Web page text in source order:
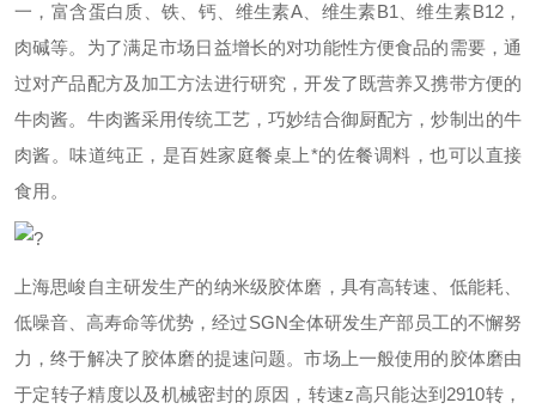
一，富含蛋白质、铁、钙、维生素A、维生素B1 、维生素B12，
肉碱等。为了满足市场日益增长的对功能性方便食品的需要，通
过对产品配方及加工方法进行研究，开发了既营养又携带方便的
牛肉酱。牛肉酱采用传统工艺，巧妙结合御厨配方，炒制出的牛
肉酱。味道纯正，是百姓家庭餐桌上*的佐餐调料，也可以直接
食用。
?
上海思峻 自主研发生产的纳米级胶体磨 ，具有高转速、低能耗、
低噪音、高寿命等优势，经过SGN全体研发生产部员工的不懈努
力，终于解决了胶体磨的提速问题。市场上一般使用的胶体磨由
于定转子精度以及机械密封的原因，转速z高只能达到 2910转，